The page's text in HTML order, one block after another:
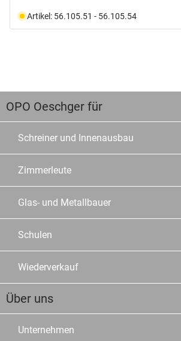
Artikel: 56.105.51 - 56.105.54
OPO Oeschger für
Schreiner und Innenausbau
Zimmerleute
Glas- und Metallbauer
Schulen
Wiederverkauf
Über uns
Unternehmen